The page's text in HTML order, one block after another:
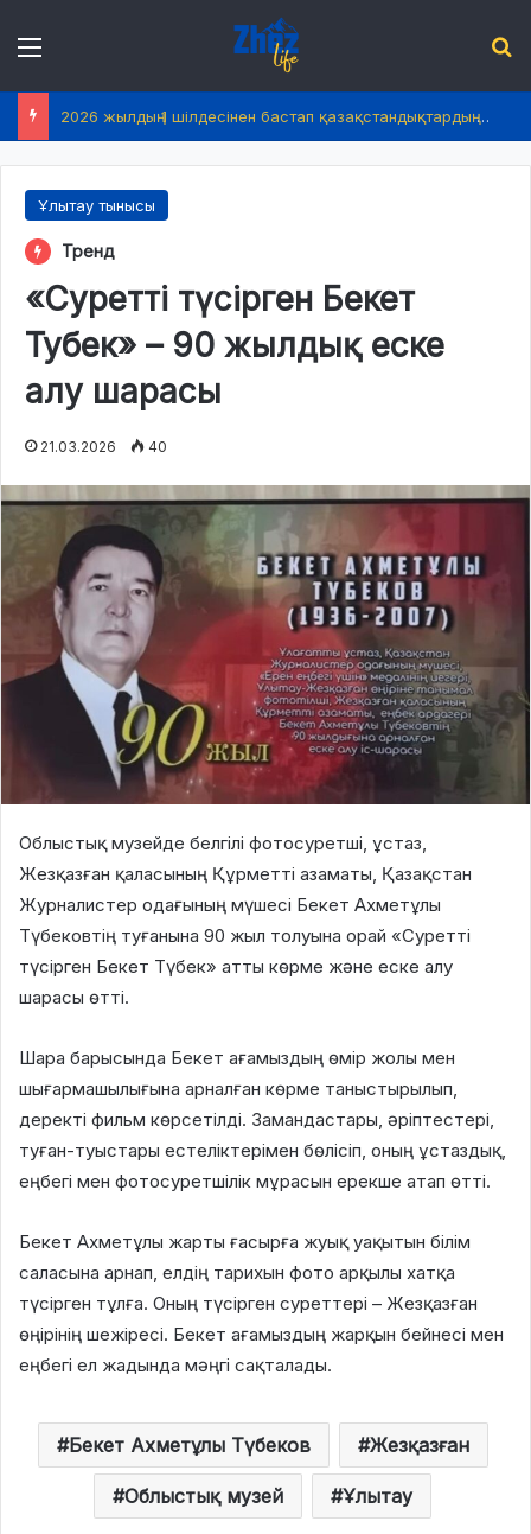
2026 жылдың 1 шілдесінен бастап қазақстандықтардың өмірінде не өзгереді?
Ұлытау тынысы
Тренд
«Суретті түсірген Бекет
Тубек» – 90 жылдық еске
алу шарасы
21.03.2026 40
Облыстық музейде белгілі фотосуретші, ұстаз,
Жезқазған қаласының Құрметті азаматы, Қазақстан
Журналистер одағының мүшесі Бекет Ахметұлы
Түбековтің туғанына 90 жыл толуына орай «Суретті
түсірген Бекет Түбек» атты көрме және еске алу
шарасы өтті.
Шара барысында Бекет ағамыздың өмір жолы мен
шығармашылығына арналған көрме таныстырылып,
деректі фильм көрсетілді. Замандастары, әріптестері,
туған-туыстары естеліктерімен бөлісіп, оның ұстаздық,
еңбегі мен фотосуретшілік мұрасын ерекше атап өтті.
Бекет Ахметұлы жарты ғасырға жуық уақытын білім
саласына арнап, елдің тарихын фото арқылы хатқа
түсірген тұлға. Оның түсірген суреттері – Жезқазған
өңірінің шежіресі. Бекет ағамыздың жарқын бейнесі мен
еңбегі ел жадында мәңгі сақталады.
Бекет Ахметұлы Түбеков Жезқазған
Облыстық музей Ұлытау